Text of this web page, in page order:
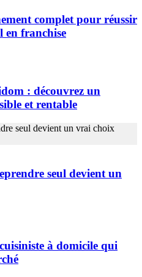
complet pour réussir
en franchise
: découvrez un
et rentable
seul devient un
à domicile qui